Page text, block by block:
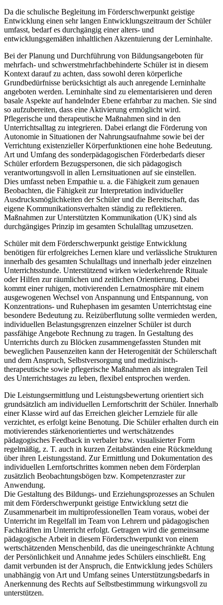
Da die schulische Begleitung im Förderschwerpunkt geistige
Entwicklung einen sehr langen Entwicklungszeitraum der Schüler
umfasst, bedarf es durchgängig einer alters- und
entwicklungsgemäßen inhaltlichen Akzentuierung der Lerninhalte.
Bei der Planung und Durchführung von Bildungsangeboten für
mehrfach- und schwerstmehrfachbehinderte Schüler ist in diesem
Kontext darauf zu achten, dass sowohl deren körperliche
Grundbedürfnisse berücksichtigt als auch anregende Lerninhalte
angeboten werden. Lerninhalte sind zu elementarisieren und deren
basale Aspekte auf handelnder Ebene erfahrbar zu machen. Sie sind
so aufzubereiten, dass eine Aktivierung ermöglicht wird.
Pflegerische und therapeutische Maßnahmen sind in den
Unterrichtsalltag zu integrieren. Dabei erlangt die Förderung von
Autonomie in Situationen der Nahrungsaufnahme sowie bei der
Verrichtung existenzieller Körperfunktionen eine hohe Bedeutung.
Art und Umfang des sonderpädagogischen Förderbedarfs dieser
Schüler erfordern Bezugspersonen, die sich pädagogisch
verantwortungsvoll in allen Lernsituationen auf sie einstellen.
Dies umfasst neben Empathie u. a. die Fähigkeit zum genauen
Beobachten, die Fähigkeit zur Interpretation individueller
Ausdrucksmöglichkeiten der Schüler und die Bereitschaft, das
eigene Kommunikationsverhalten ständig zu reflektieren.
Maßnahmen zur Unterstützten Kommunikation (UK) sind als
durchgängiges Prinzip im gesamten Schulalltag umzusetzen.
Schüler mit dem Förderschwerpunkt geistige Entwicklung
benötigen für erfolgreiches Lernen klare und verlässliche Strukturen
innerhalb des gesamten Schulalltags und innerhalb jeder einzelnen
Unterrichtsstunde. Unterstützend wirken wiederkehrende Rituale
oder Hilfen zur räumlichen und zeitlichen Orientierung. Dabei
kommt einer ruhigen, motivierenden Lernatmosphäre mit einem
ausgewogenen Wechsel von Anspannung und Entspannung, von
Konzentrations- und Ruhephasen im gesamten Unterrichtstag eine
besondere Bedeutung zu. Reizüberflutung sollte vermieden werden,
individuellen Belastungsgrenzen einzelner Schüler ist durch
passfähige Angebote Rechnung zu tragen. In Gestaltung des
Unterrichts durch zu Blöcken zusammengefassten Stunden mit
beweglichen Pausenzeiten kann der Heterogenität der Schülerschaft
und dem Anspruch, Selbstversorgung und medizinisch-
therapeutische sowie pflegerische Maßnahmen als integralen Teil
des Unterrichtstages zu leben, flexibel entsprochen werden.
Die Leistungsermittlung und Leistungsbewertung orientiert sich
grundsätzlich am individuellen Lernfortschritt der Schüler. Innerhalb
einer Klasse wird auf das Erreichen gleicher Lernziele für alle
verzichtet, es erfolgt keine Benotung. Die Schüler erhalten durch ein
motivierendes stärkenorientiertes und wertschätzendes
pädagogisches Feedback in verbaler bzw. visualisierter Form
regelmäßig, z. T. auch in kurzen Zeitabständen eine Rückmeldung
über ihren Leistungsstand. Zur Ermittlung und Dokumentation des
individuellen Lernfortschrittes kommen neben dem Förderplan
zusätzlich Beobachtungsbögen bzw. Kompetenzraster zur
Anwendung.
Die Gestaltung des Bildungs- und Erziehungsprozesses an Schulen
mit dem Förderschwerpunkt geistige Entwicklung setzt die
Zusammenarbeit im multiprofessionellen Team voraus, wobei der
Unterricht im Regelfall im Team von Lehrern und pädagogischen
Fachkräften im Unterricht erfolgt. Getragen wird die gemeinsame
pädagogische Arbeit in diesem Förderschwerpunkt von einem
wertschätzenden Menschenbild, das die uneingeschränkte Achtung
der Persönlichkeit und Annahme jedes Schülers einschließt. Eng
damit verbunden ist der Anspruch, die Entwicklung jedes Schülers
unabhängig von Art und Umfang seines Unterstützungsbedarfs in
Anerkennung des Rechts auf Selbstbestimmung wirkungsvoll zu
unterstützen.